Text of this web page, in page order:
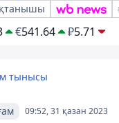
€541.64 ₽5.71
тынысы
09:52, 31 қазан 2023